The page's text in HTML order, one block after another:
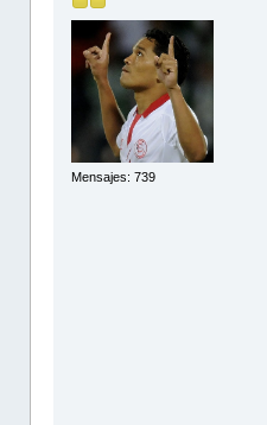
Mensajes: 739